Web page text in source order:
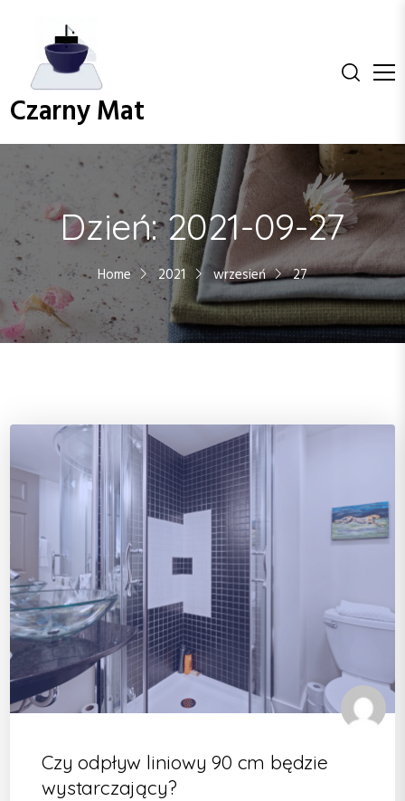
c
e
Czarny Mat
Dzień:2021-09-27
Home 2021 wrzesień 27
Czy odpływ liniowy 90 cm będzie
wystarczający?